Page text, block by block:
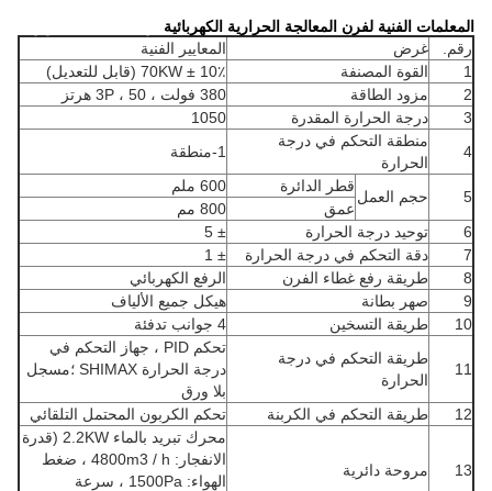
المعلمات الفنية لفرن المعالجة الحرارية الكهربائيةفرن المعالجة الحرارية
رقم.
غرض
المعايير الفنية
القوة المصنفة
70KW ± 10٪ (قابل للتعديل)
مزود الطاقة
380 فولت ، 3P ، 50 هرتز
درجة الحرارة المقدرة
1050
4
منطقة التحكم في درجة
الحرارة
5 حجم العمل
قطر الدائرة
600 ملم
عمق
800 مم
توحيد درجة الحرارة
± 5
دقة التحكم في درجة الحرارة
± 1
طريقة رفع غطاء الفرن
الرفع الكهربائي
صهر بطانة
هيكل جميع الألياف
10
طريقة التسخين 4 جوانب تدفئة
11
طريقة التحكم في درجة
الحرارة
تحكم PID ، جهاز التحكم في
درجة الحرارة SHIMAX ؛مسجل
بلا ورق
12
طريقة التحكم في الكربنة تحكم الكربون المحتمل التلقائي
13 مروحة دائرية
محرك تبريد بالماء 2.2KW (قدرة
الانفجار: 4800m3 / h ، ضغط
الهواء: 1500Pa ، سرعة